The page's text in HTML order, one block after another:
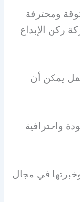
ومحترفة
ركن الإبداع
يمكن أن
واحترافية
في مجال